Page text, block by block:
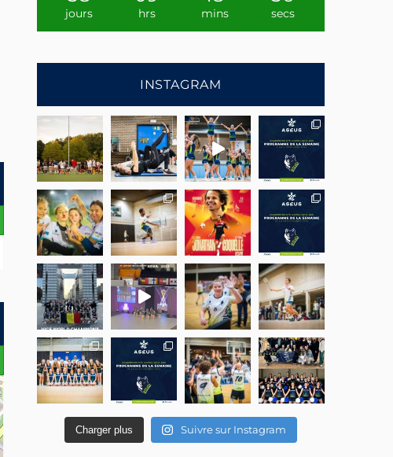
jours hrs mins secs
INSTAGRAM
Charger plus Suivre sur Instagram